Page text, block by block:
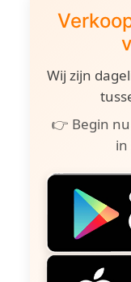
Wij zijn
👉 Begin